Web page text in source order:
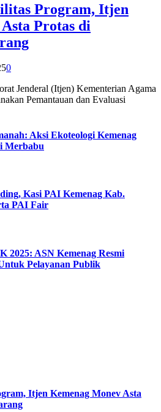
Program, Itjen
Protas di
0
Jenderal (Itjen) Kementerian Agama
Pemantauan dan Evaluasi
Aksi Ekoteologi Kemenag
Merbabu
Kasi PAI Kemenag Kab.
PAI Fair
2025: ASN Kemenag Resmi
Pelayanan Publik
Itjen Kemenag Monev Asta